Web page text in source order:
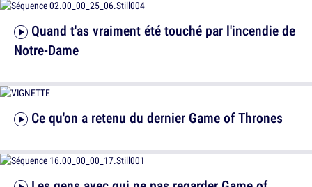
Ce qu'on a retenu du dernier Game of Thrones
Notre-Dame